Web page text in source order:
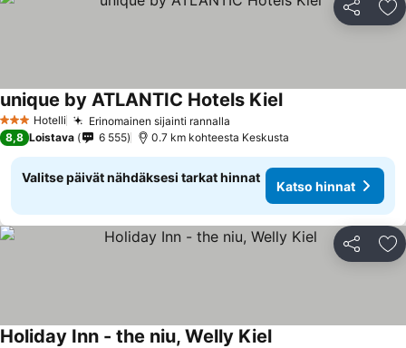
Jaa
3 Tähtiluokitus
Hotelli Erinomainen sijainti rannalla
unique by ATLANTIC Hotels Kiel
8,8 Loistava 6 555 0.7 km kohteesta Keskusta
Valitse päivät nähdäksesi tarkat hinnat
Katso hinnat
Jaa
Holiday Inn - the niu, Welly Kiel